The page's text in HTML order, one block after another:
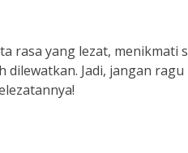
rasa yang lezat, menikmati
Jadi, jangan